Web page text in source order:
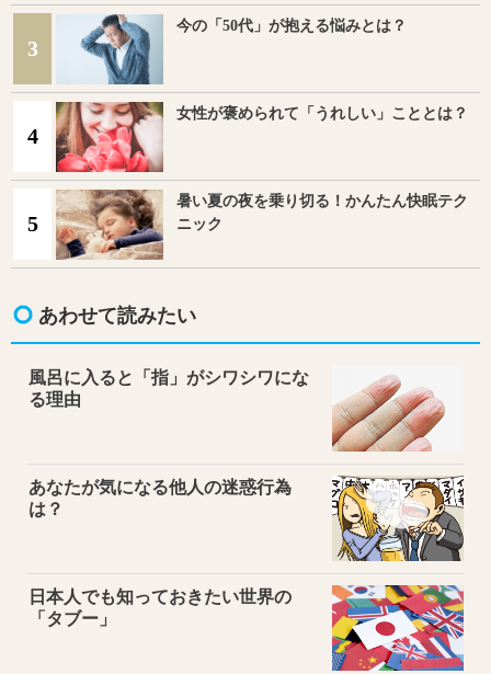
3
今の「50代」が抱える悩みとは？
4
女性が褒められて「うれしい」こととは？
5
暑い夏の夜を乗り切る！かんたん快眠テク
ニック
あわせて読みたい
風呂に入ると「指」がシワシワにな
る理由
あなたが気になる他人の迷惑行為
は？
日本人でも知っておきたい世界の
「タブー」